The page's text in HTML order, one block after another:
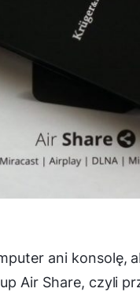
ani konsolę,
Air Share, czyli